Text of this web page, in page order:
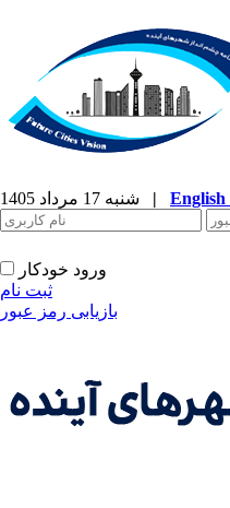
| English
ورود خودکار
ثبت نام
بازیابی رمز عبور